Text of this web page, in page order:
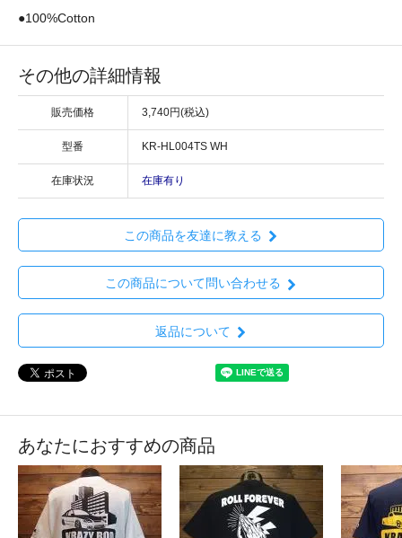
●100%Cotton
その他の詳細情報
販売価格 3,740円(税込)
型番 KR-HL004TS WH
在庫状況 在庫有り
この商品を友達に教える
この商品について問い合わせる
返品について
あなたにおすすめの商品